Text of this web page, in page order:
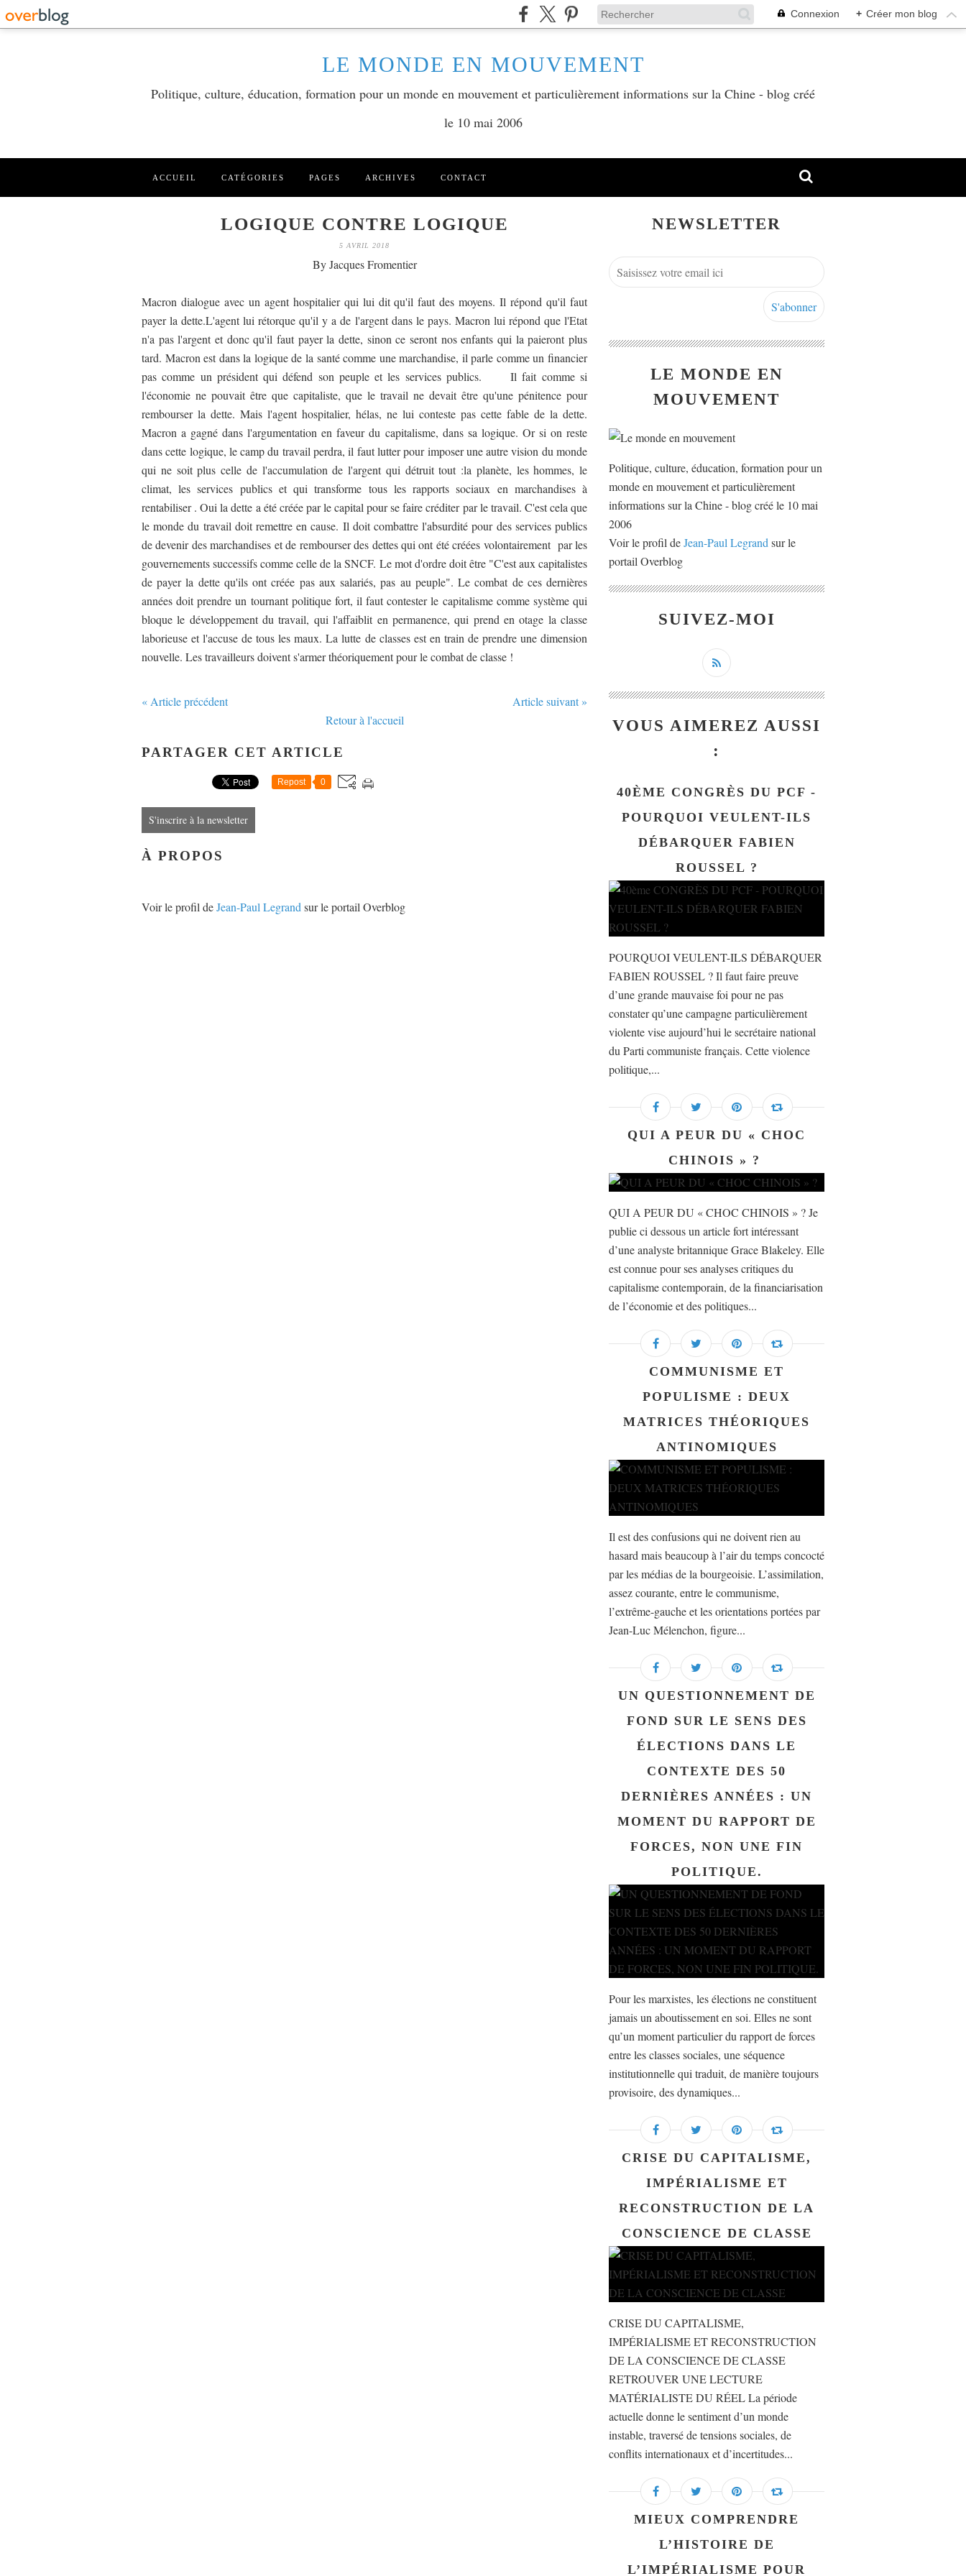
Connexion + Créer mon blog
LE MONDE EN MOUVEMENT
Politique, culture, éducation, formation pour un monde en mouvement et particulièrement informations sur la Chine - blog créé
le 10 mai 2006
ACCUEIL CATÉGORIES PAGES ARCHIVES CONTACT
LOGIQUE CONTRE LOGIQUE
5 AVRIL 2018
By Jacques Fromentier
Macron dialogue avec un agent hospitalier qui lui dit qu'il faut des moyens. Il répond qu'il faut
payer la dette.L'agent lui rétorque qu'il y a de l'argent dans le pays. Macron lui répond que l'Etat
n'a pas l'argent et donc qu'il faut payer la dette, sinon ce seront nos enfants qui la paieront plus
tard. Macron est dans la logique de la santé comme une marchandise, il parle comme un financier
pas comme un président qui défend son peuple et les services publics. Il fait comme si
l'économie ne pouvait être que capitaliste, que le travail ne devait être qu'une pénitence pour
rembourser la dette. Mais l'agent hospitalier, hélas, ne lui conteste pas cette fable de la dette.
Macron a gagné dans l'argumentation en faveur du capitalisme, dans sa logique. Or si on reste
dans cette logique, le camp du travail perdra, il faut lutter pour imposer une autre vision du monde
qui ne soit plus celle de l'accumulation de l'argent qui détruit tout :la planète, les hommes, le
climat, les services publics et qui transforme tous les rapports sociaux en marchandises à
rentabiliser . Oui la dette a été créée par le capital pour se faire créditer par le travail. C'est cela que
le monde du travail doit remettre en cause. Il doit combattre l'absurdité pour des services publics
de devenir des marchandises et de rembourser des dettes qui ont été créées volontairement par les
gouvernements successifs comme celle de la SNCF. Le mot d'ordre doit être "C'est aux capitalistes
de payer la dette qu'ils ont créée pas aux salariés, pas au peuple". Le combat de ces dernières
années doit prendre un tournant politique fort, il faut contester le capitalisme comme système qui
bloque le développement du travail, qui l'affaiblit en permanence, qui prend en otage la classe
laborieuse et l'accuse de tous les maux. La lutte de classes est en train de prendre une dimension
nouvelle. Les travailleurs doivent s'armer théoriquement pour le combat de classe !
« Article précédent
Article suivant »
Retour à l'accueil
PARTAGER CET ARTICLE
Repost 0
S'inscrire à la newsletter
À PROPOS
Voir le profil deJean-Paul Legrand sur le portail Overblog
NEWSLETTER
LE MONDE EN
MOUVEMENT
Politique, culture, éducation, formation pour un
monde en mouvement et particulièrement
informations sur la Chine - blog créé le 10 mai
2006
Voir le profil deJean-Paul Legrand sur le
portail Overblog
SUIVEZ-MOI
VOUS AIMEREZ AUSSI
:
40ÈME CONGRÈS DU PCF -
POURQUOI VEULENT-ILS
DÉBARQUER FABIEN
ROUSSEL ?
POURQUOI VEULENT-ILS DÉBARQUER
FABIEN ROUSSEL ? Il faut faire preuve
d’une grande mauvaise foi pour ne pas
constater qu’une campagne particulièrement
violente vise aujourd’hui le secrétaire national
du Parti communiste français. Cette violence
politique,...
QUI A PEUR DU « CHOC
CHINOIS » ?
QUI A PEUR DU « CHOC CHINOIS » ? Je
publie ci dessous un article fort intéressant
d’une analyste britannique Grace Blakeley. Elle
est connue pour ses analyses critiques du
capitalisme contemporain, de la financiarisation
de l’économie et des politiques...
COMMUNISME ET
POPULISME : DEUX
MATRICES THÉORIQUES
ANTINOMIQUES
Il est des confusions qui ne doivent rien au
hasard mais beaucoup à l’air du temps concocté
par les médias de la bourgeoisie. L’assimilation,
assez courante, entre le communisme,
l’extrême-gauche et les orientations portées par
Jean-Luc Mélenchon, figure...
UN QUESTIONNEMENT DE
FOND SUR LE SENS DES
ÉLECTIONS DANS LE
CONTEXTE DES 50
DERNIÈRES ANNÉES : UN
MOMENT DU RAPPORT DE
FORCES, NON UNE FIN
POLITIQUE.
Pour les marxistes, les élections ne constituent
jamais un aboutissement en soi. Elles ne sont
qu’un moment particulier du rapport de forces
entre les classes sociales, une séquence
institutionnelle qui traduit, de manière toujours
provisoire, des dynamiques...
CRISE DU CAPITALISME,
IMPÉRIALISME ET
RECONSTRUCTION DE LA
CONSCIENCE DE CLASSE
CRISE DU CAPITALISME,
IMPÉRIALISME ET RECONSTRUCTION
DE LA CONSCIENCE DE CLASSE
RETROUVER UNE LECTURE
MATÉRIALISTE DU RÉEL La période
actuelle donne le sentiment d’un monde
instable, traversé de tensions sociales, de
conflits internationaux et d’incertitudes...
MIEUX COMPRENDRE
L’HISTOIRE DE
L’IMPÉRIALISME POUR